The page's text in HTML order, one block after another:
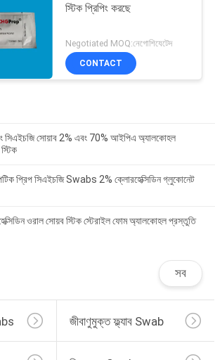
স্টিক প্রিপিং করছে
Negotiated MOQ:নেগোশিযেটেদ
CONTACT
সিএইচজি সোয়াব 2% এবং 70% আইপিএ অ্যালকোহল
প্রিপ সিএইচজি Swabs 2% ক্লোরহেক্সিডিন গ্লুকোনেট
ওরাল সোয়ব স্টিক স্টেরাইল ফোম অ্যালকোহল প্রস্তুতি
সব
জীবাণুমুক্ত ফ্ল্যাব Swab